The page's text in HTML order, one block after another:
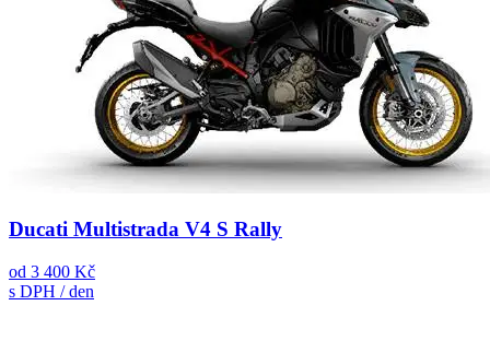
Ducati Multistrada V4 S Rally
od 3 400 Kč
s DPH / den